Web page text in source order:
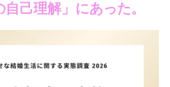
己理解」にあった。